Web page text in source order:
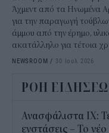
Άχμεντ από τα Ηνωμένα
για την παραγωγή
άμμου από την έρημο,
ακατάλληλο για τέτοια
NEWSROOM / 30 Ιουλ 2026
ΡΟΗ
Ανασφάλιστα ΙΧ:
ενστάσεις – Το